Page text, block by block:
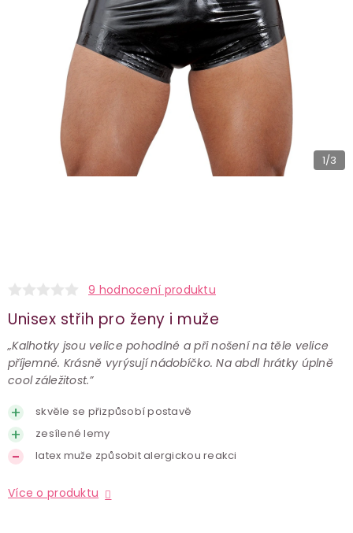
1/3
9 hodnocení produktu
Unisex střih pro ženy i muže
„Kalhotky jsou velice pohodlné a při nošení na těle velice
příjemné. Krásně vyrýsují nádobíčko. Na abdl hrátky úplně
cool záležitost.”
skvěle se přizpůsobí postavě
zesílené lemy
latex muže způsobit alergickou reakci
Více o produktu